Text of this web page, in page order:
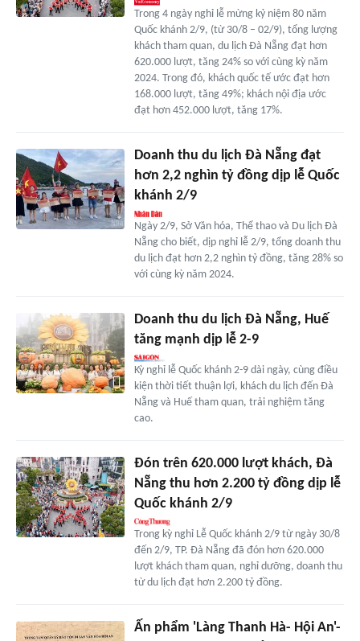
Trong 4 ngày nghỉ lễ mừng kỷ niệm 80 năm
Quốc khánh 2/9, (từ 30/8 – 02/9), tổng lượng
khách tham quan, du lịch Đà Nẵng đạt hơn
620.000 lượt, tăng 24% so với cùng kỳ năm
2024. Trong đó, khách quốc tế ước đạt hơn
168.000 lượt, tăng 49%; khách nội địa ước
đạt hơn 452.000 lượt, tăng 17%.
Doanh thu du lịch Đà Nẵng đạt
hơn 2,2 nghìn tỷ đồng dịp lễ Quốc
khánh 2/9
Ngày 2/9, Sở Văn hóa, Thể thao và Du lịch Đà
Nẵng cho biết, dịp nghỉ lễ 2/9, tổng doanh thu
du lịch đạt hơn 2,2 nghìn tỷ đồng, tăng 28% so
với cùng kỳ năm 2024.
Doanh thu du lịch Đà Nẵng, Huế
tăng mạnh dịp lễ 2-9
Kỳ nghỉ lễ Quốc khánh 2-9 dài ngày, cùng điều
kiện thời tiết thuận lợi, khách du lịch đến Đà
Nẵng và Huế tham quan, trải nghiệm tăng
cao.
Đón trên 620.000 lượt khách, Đà
Nẵng thu hơn 2.200 tỷ đồng dịp lễ
Quốc khánh 2/9
Trong kỳ nghỉ Lễ Quốc khánh 2/9 từ ngày 30/8
đến 2/9, TP. Đà Nẵng đã đón hơn 620.000
lượt khách tham quan, nghỉ dưỡng, doanh thu
từ du lịch đạt hơn 2.200 tỷ đồng.
Ấn phẩm 'Làng Thanh Hà- Hội An'-